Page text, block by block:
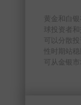
黄金和白
球投资者
可以分散
性时期站
可从金银